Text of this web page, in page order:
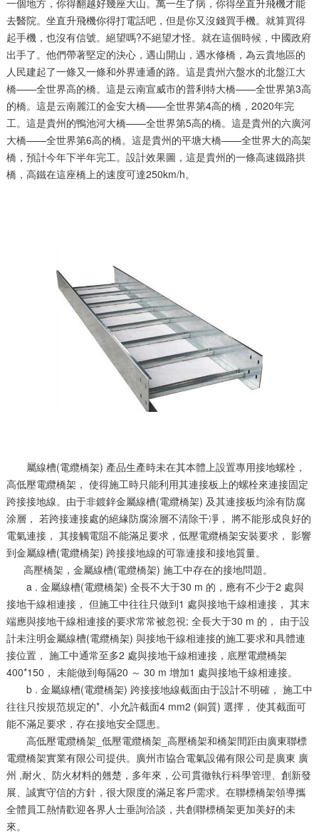
一個地方，你得翻越好幾座大山。萬一生了病，你得坐直升飛機才能
去醫院。坐直升飛機你得打電話吧，但是你又沒錢買手機。就算買得
起手機，也沒有信號。絕望嗎?不絕望才怪。就在這個時候，中國政府
出手了。他們帶著堅定的決心，遇山開山，遇水修橋，為云貴地區的
人民建起了一條又一條和外界連通的路。這是貴州六盤水的北盤江大
橋——全世界高的橋。這是云南宣威市的普利特大橋——全世界第3高
的橋。這是云南麗江的金安大橋——全世界第4高的橋，2020年完
工。這是貴州的鴨池河大橋——全世界第5高的橋。這是貴州的六廣河
大橋——全世界第6高的橋。這是貴州的平塘大橋——全世界大的高架
橋，預計今年下半年完工。設計效果圖，這是貴州的一條高速鐵路拱
橋，高鐵在這座橋上的速度可達250km/h。
屬線槽(電纜橋架) 產品生產時未在其本體上設置專用接地螺栓，
高低壓電纜橋架， 使得施工時只能利用其連接板上的螺栓來連接固定
跨接接地線。由于非鍍鋅金屬線槽(電纜橋架) 及其連接板均涂有防腐
涂層， 若跨接連接處的絕緣防腐涂層不清除干凈， 將不能形成良好的
電氣連接， 其接觸電阻不能滿足要求，低壓電纜橋架安裝要求， 影響
到金屬線槽(電纜橋架) 跨接接地線的可靠連接和接地質量。
高壓橋架，金屬線槽(電纜橋架) 施工中存在的接地問題。
a . 金屬線槽(電纜橋架) 全長不大于30 m 的，應有不少于2 處與
接地干線相連接， 但施工中往往只做到1 處與接地干線相連接， 其末
端應與接地干線相連接的要求常常被忽視; 全長大于30 m 的， 由于設
計未注明金屬線槽(電纜橋架) 與接地干線相連接的施工要求和具體連
接位置， 施工中通常至多2 處與接地干線相連接，底壓電纜橋架
400*150， 未能做到每隔20 ～ 30 m 增加1 處與接地干線相連接。
b . 金屬線槽(電纜橋架) 跨接接地線截面由于設計不明確， 施工中
往往只按規范規定的*、小允許截面4 mm2 (銅質) 選擇， 使其截面可
能不滿足要求，存在接地安全隱患。
高低壓電纜橋架_低壓電纜橋架_高壓橋架和橋架間距由廣東聯標
電纜橋架實業有限公司提供。廣州市協合電氣設備有限公司是廣東 廣
州 ,耐火、防火材料的翹楚，多年來，公司貫徹執行科學管理、創新發
展、誠實守信的方針，很大限度的滿足客戶需求。在聯標橋架領導攜
全體員工熱情歡迎各界人士垂詢洽談，共創聯標橋架更加美好的未
來。